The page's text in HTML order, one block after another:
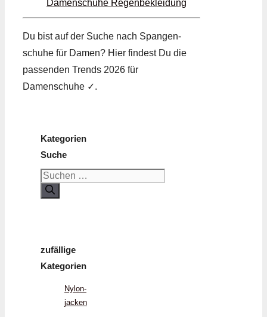
Damenschuhe Regen­bekleidung
Du bist auf der Suche nach Spangen­
schuhe für Damen? Hier findest Du die
passenden Trends 2026 für
Damenschuhe ✓.
Kategorien
Suche
Suchen
nach:
zufällige
Kategorien
Nylon­
jacken